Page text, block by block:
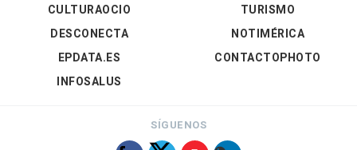
CULTURAOCIO
DESCONECTA
EPDATA.ES
INFOSALUS
TURISMO
NOTIMÉRICA
CONTACTOPHOTO
SÍGUENOS